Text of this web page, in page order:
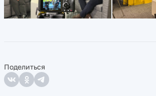
Поделиться